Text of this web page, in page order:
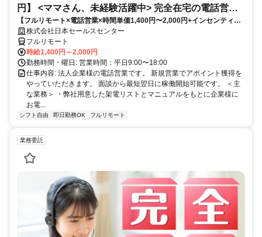
円】 <ママさん、未経験活躍中> 完全在宅の電話営業
で家庭と仕事の両立を実現
【フルリモート×電話営業×時間単価1,400円〜2,000円+インセンティブ
あり】 ＜ママさん、未経験活躍中＞ 完全在宅の電話営業で家庭と仕事の
両立を実現
株式会社日本セールスセンター
フルリモート
時給1,400円～2,000円
勤務時間・曜日: 営業時間：平日9:00〜18:00
仕事内容: 法人企業様の電話営業です。 新規営業でアポイント獲得を
やっていただきます。 面談から最短翌日に稼働開始可能です。 ＜主
な業務＞ ・弊社用意した架電リストとマニュアルをもとに企業様に
お電...
シフト自由 即日勤務OK フルリモート
業務委託